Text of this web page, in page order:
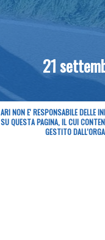
21
ARI NON E' RESPONSABILE DELLE
SU QUESTA PAGINA, IL CUI
GESTITO